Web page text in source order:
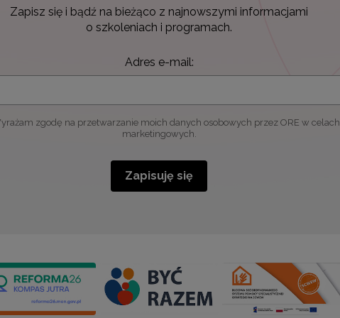
Zapisz się i bądź na bieżąco z najnowszymi informacjami
o szkoleniach i programach.
Adres e-mail:
zgodę na przetwarzanie moich danych osobowych przez ORE w celach
marketingowych.
Zapisuję się